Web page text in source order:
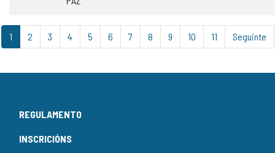
1 2 3 4 5 6 7 8 9 10 11 Seguinte
REGULAMENTO
INSCRICIÓNS